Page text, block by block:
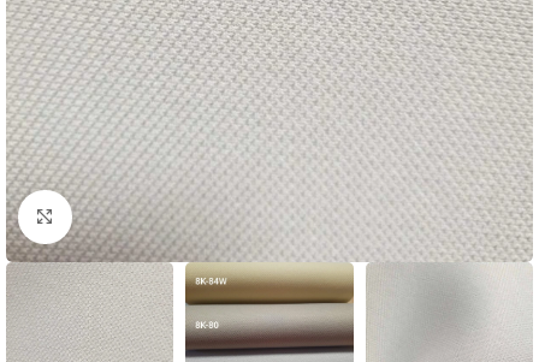
Rodyti nuotrauką visame ekrane